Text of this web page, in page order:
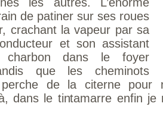
de patiner sur ses roues
crachant la vapeur par sa
et son assistant
charbon dans le foyer
que les cheminots
de la citerne pour
dans le tintamarre enfin je